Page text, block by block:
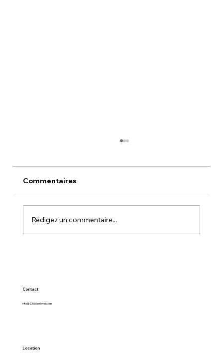
CRIOLLA COOKING AND WINE
Commentaires
Rédigez un commentaire...
Contact
info@23kilosmavie.com
Location